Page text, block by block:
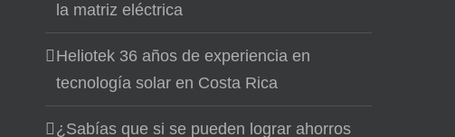
la matriz eléctrica
Heliotek 36 años de experiencia en
tecnología solar en Costa Rica
¿Sabías que si se pueden lograr ahorros